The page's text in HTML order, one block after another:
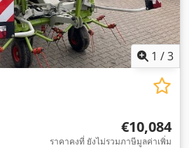
1 /3
€10,084
ราคาคงที่ ยังไม่รวมภาษีมูลค่าเพิ่ม